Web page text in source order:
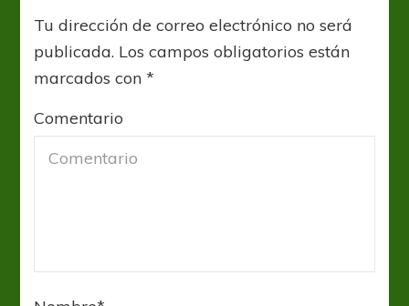
Tu dirección de correo electrónico no será
publicada. Los campos obligatorios están
marcados con*
Comentario